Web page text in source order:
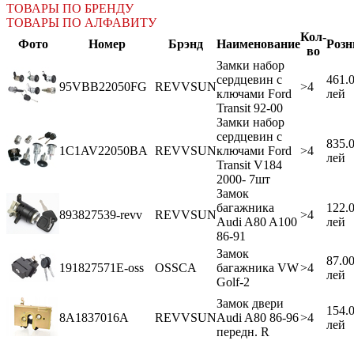
ТОВАРЫ ПО БРЕНДУ
ТОВАРЫ ПО АЛФАВИТУ
Фото
Номер Брэнд Наименование
Кол-
во
95VBB22050FG REVVSUN
Замки набор
сердцевин с
ключами Ford
Transit 92-00
>4
лей
1C1AV22050BA REVVSUN
Замки набор
сердцевин с
ключами Ford
Transit V184
2000- 7шт
>4
лей
893827539-revv REVVSUN
Замок
багажника
Audi A80 A100
86-91
>4
лей
191827571E-oss OSSCA
Замок
багажника VW
Golf-2
>4
87.00
лей
8A1837016A REVVSUN
Замок двери
Audi A80 86-96
передн. R
>4
лей